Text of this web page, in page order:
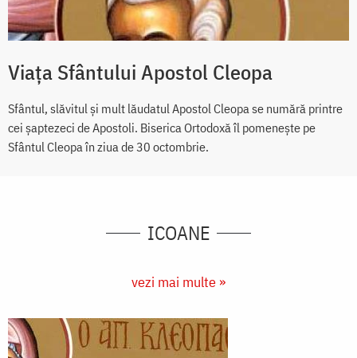
Viața Sfântului Apostol Cleopa
Sfântul, slăvitul și mult lăudatul Apostol Cleopa se numără printre
cei șaptezeci de Apostoli. Biserica Ortodoxă îl pomenește pe
Sfântul Cleopa în ziua de 30 octombrie.
ICOANE
vezi mai multe »